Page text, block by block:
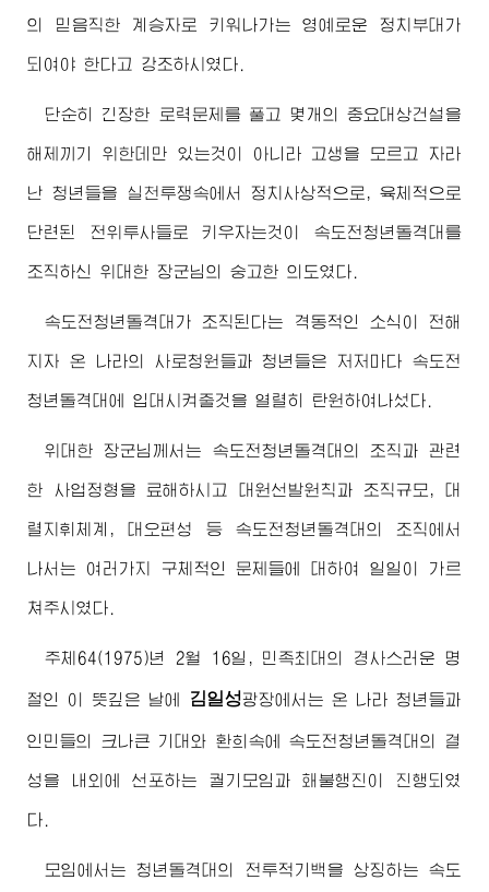
의 믿음직한 계승자로 키워나가는 영예로운 정치부대가
되여야 한다고 강조하시였다.
단순히 긴장한 로력문제를 풀고 몇개의 중요대상건설을
해제끼기 위한데만 있는것이 아니라 고생을 모르고 자라
난 청년들을 실천투쟁속에서 정치사상적으로, 육체적으로
단련된 전위투사들로 키우자는것이 속도전청년돌격대를
조직하신 위대한 장군님 의 숭고한 의도였다.
속도전청년돌격대가 조직된다는 격동적인 소식이 전해
지자 온 나라의 사로청원들과 청년들은 저저마다 속도전
청년돌격대에 입대시켜줄것을 열렬히 탄원하여나섰다.
위대한 장군님께서는 속도전청년돌격대의 조직과 관련
한 사업정형을 료해하시고 대원선발원칙과 조직규모, 대
렬지휘체계, 대오편성 등 속도전청년돌격대의 조직에서
나서는 여러가지 구체적인 문제들에 대하여 일일이 가르
쳐주시였다.
주체64(1975)년 2월 16일, 민족최대의 경사스러운 명
절인 이 뜻깊은 날에 김일성광장에서는 온 나라 청년들과
인민들의 크나큰 기대와 환희속에 속도전청년돌격대의 결
성을 내외에 선포하는 궐기모임과 홰불행진이 진행되였
다.
모임에서는 청년돌격대의 전투적기백을 상징하는 속도